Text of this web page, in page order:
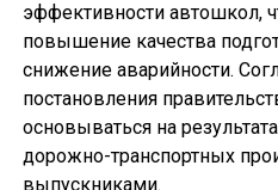
эффективности автошкол,
повышение качества
снижение аварийности.
постановления
основываться на
дорожно-транспортных
выпускниками.